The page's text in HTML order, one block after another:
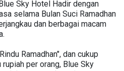
Sky Hotel Hadir dengan
selama Bulan Suci Ramadhan
dan berbagai macam
Ramadhan", dan cukup
per orang, Blue Sky